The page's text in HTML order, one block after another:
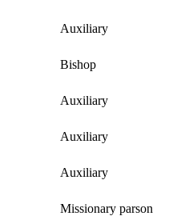
Auxiliary
Bishop
Auxiliary
Auxiliary
Auxiliary
Missionary parson